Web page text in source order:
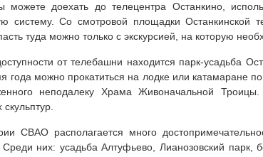
доехать до телецентра Останкино,
систему. Со смотровой площадки Останкинской
туда можно только с экскурсией, на которую
от телебашни находится парк-усадьба
года можно прокатиться на лодке или катамаране
неподалеку Храма Живоначальной
СВАО располагается много
Среди них: усадьба Алтуфьево, Лианозовский парк,